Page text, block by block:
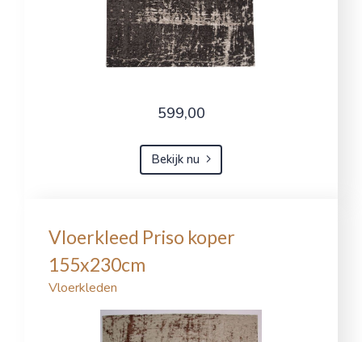
599,00
Bekijk nu
Vloerkleed Priso koper
155x230cm
Vloerkleden